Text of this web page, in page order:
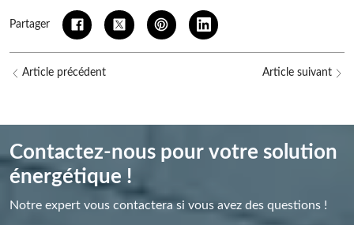
Partager
Article précédent Article suivant
Contactez-nous pour votre solution
énergétique !
Notre expert vous contactera si vous avez des questions !